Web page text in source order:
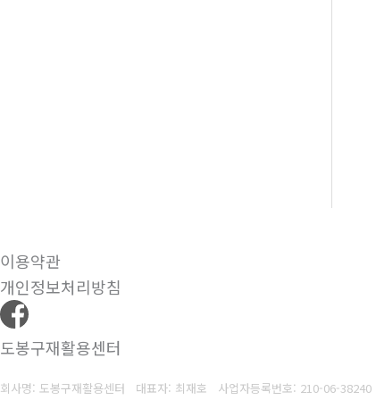
이용약관
개인정보처리방침
도봉구재활용센터
회사명: 도봉구재활용센터 대표자: 최재호 사업자등록번호: 210-06-38240